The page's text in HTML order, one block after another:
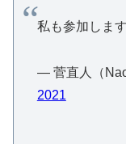
私も参加しま
— 菅直人（
2021